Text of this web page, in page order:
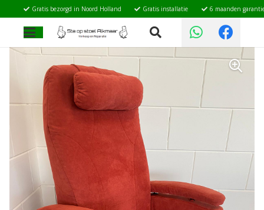
Gratis bezorgd in Noord Holland Gratis installatie 6 maanden